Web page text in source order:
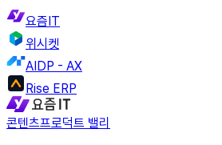
요즘IT
위시켓
AIDP - AX
Rise ERP
콘텐츠프로덕트 밸리